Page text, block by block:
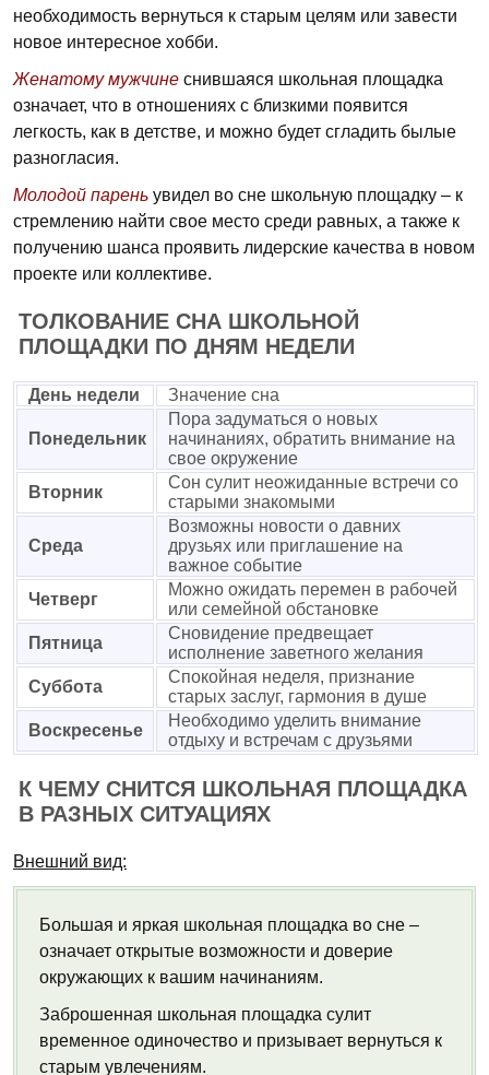
необходимость вернуться к старым целям или завести
новое интересное хобби.
Женатому мужчине снившаяся школьная площадка
означает, что в отношениях с близкими появится
легкость, как в детстве, и можно будет сгладить былые
разногласия.
Молодой парень увидел во сне школьную площадку – к
стремлению найти свое место среди равных, а также к
получению шанса проявить лидерские качества в новом
проекте или коллективе.
ТОЛКОВАНИЕ СНА ШКОЛЬНОЙ
ПЛОЩАДКИ ПО ДНЯМ НЕДЕЛИ
День недели Значение сна
Понедельник
Пора задуматься о новых
начинаниях, обратить внимание на
свое окружение
Вторник
Сон сулит неожиданные встречи со
старыми знакомыми
Среда
Возможны новости о давних
друзьях или приглашение на
важное событие
Четверг
Можно ожидать перемен в рабочей
или семейной обстановке
Пятница
Сновидение предвещает
исполнение заветного желания
Суббота
Спокойная неделя, признание
старых заслуг, гармония в душе
Воскресенье
Необходимо уделить внимание
отдыху и встречам с друзьями
К ЧЕМУ СНИТСЯ ШКОЛЬНАЯ ПЛОЩАДКА
В РАЗНЫХ СИТУАЦИЯХ
Внешний вид:
Большая и яркая школьная площадка во сне –
означает открытые возможности и доверие
окружающих к вашим начинаниям.
Заброшенная школьная площадка сулит
временное одиночество и призывает вернуться к
старым увлечениям.